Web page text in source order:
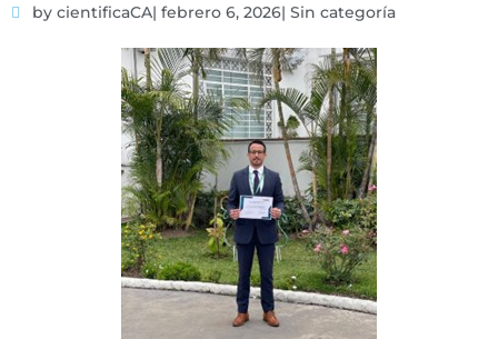
by cientificaCA| febrero 6, 2026| Sin categoría